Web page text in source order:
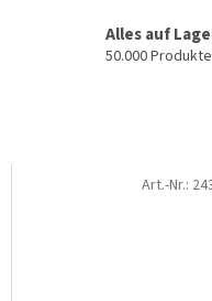
Alles auf
50.000
Art.-Nr.: